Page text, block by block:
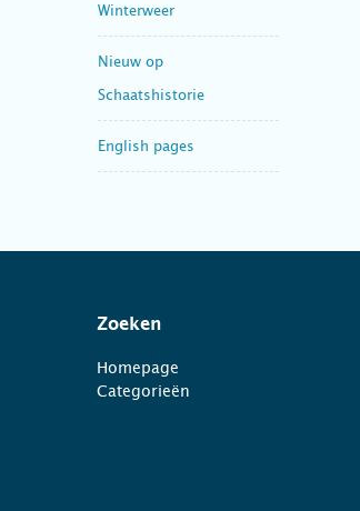
Winterweer
Nieuw op
Schaatshistorie
English pages
Zoeken
Homepage
Categorieën